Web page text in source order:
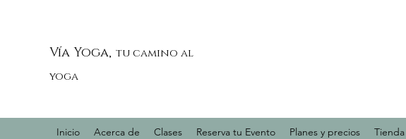
Vía Yoga, tu camino al
yoga
Inicio Acerca de Clases Reserva tu Evento Planes y precios Tienda